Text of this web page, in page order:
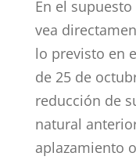
En el
vea
lo previsto en
de 25 de
reducción de
natural
aplazamiento